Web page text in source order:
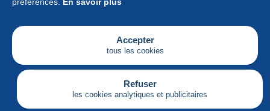
Accepter
tous les cookies
Refuser
les cookies analytiques et publicitaires
Fonctionnalités
Société
Services
Articles